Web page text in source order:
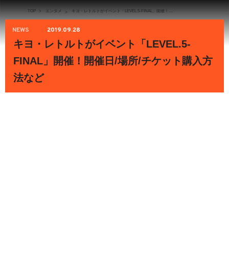
TOP > エンタメ > キヨ・レトルトがイベント「LEVEL.5-FINAL」開催！開催日/場所/チケット購入方法など
NEWS 2019.09.28
キヨ・レトルトがイベント「LEVEL.5-
FINAL」開催！開催日/場所/チケット購入方
法など